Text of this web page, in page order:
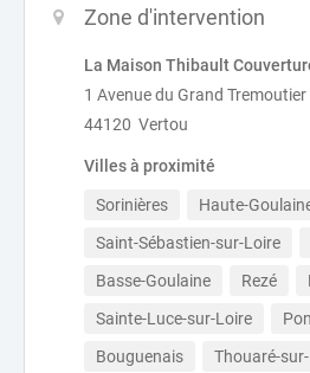
Zone d'intervention
La Maison Thibault
1 Avenue du Grand Tremoutier
44120 Vertou
Villes à proximité
Sorinières
Haute-
Saint-Sébastien-sur-Loire
Basse-Goulaine
Rezé
Sainte-Luce-sur-Loire
Bouguenais
Thouaré-